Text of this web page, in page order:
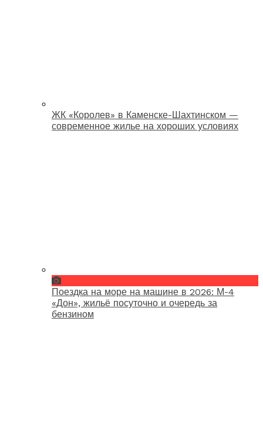
ЖК «Королев» в Каменске-Шахтинском —
современное жилье на хороших условиях
Поездка на море на машине в 2026: М-4
«Дон», жильё посуточно и очередь за
бензином